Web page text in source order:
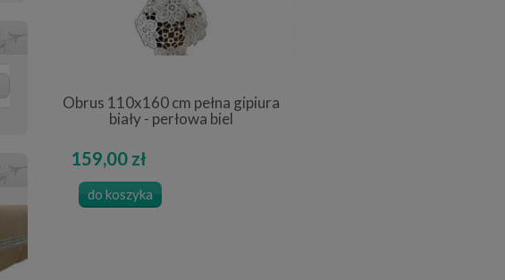
Obrus 110x160 cm pełna gipiura
biały - perłowa biel
159,00 zł
do koszyka